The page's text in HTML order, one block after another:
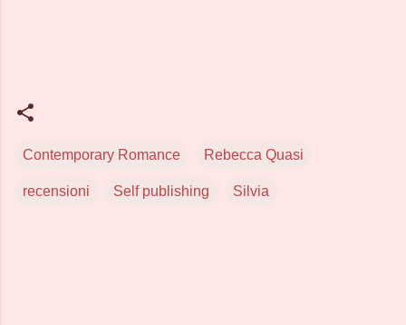
Contemporary Romance Rebecca Quasi
recensioni Self publishing Silvia